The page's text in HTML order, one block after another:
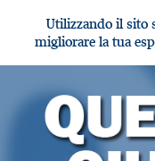
Utilizzando il sito
migliorare la tua